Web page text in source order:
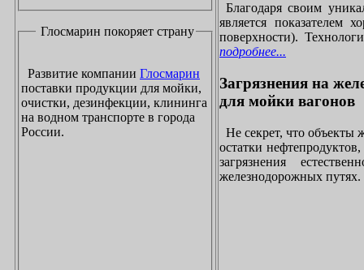
Глосмарин покоряет страну
Развитие компании Глосмарин
поставки продукции для мойки,
очистки, дезинфекции, клининга
на водном транспорте в города
России.
Благодаря своим
является показателем
поверхности).
подробнее...
Загрязнения на
для мойки вагонов
Не секрет, что объекты
остатки нефтепродуктов,
загрязнения
железнодорожных путях.